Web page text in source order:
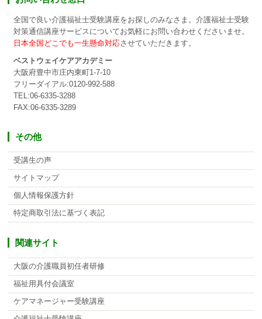
全国で良い介護福祉士受験講座をお探しのみなさま。介護福祉士受験
対策通信講座サービスについてお気軽にお問い合わせくださいませ。
日本全国どこでも一生懸命対応させていただきます。
ベストウェイケアアカデミー
大阪府豊中市庄内東町1-7-10
フリーダイアル:0120-992-588
TEL:06-6335-3288
FAX:06-6335-3289
その他
受講生の声
サイトマップ
個人情報保護方針
特定商取引法に基づく表記
関連サイト
大阪の介護職員初任者研修
福祉用具付会議室
ケアマネージャー受験講座